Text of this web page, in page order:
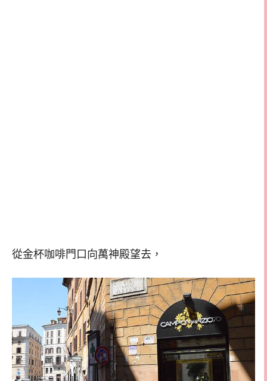
從金杯咖啡門口向萬神殿望去，